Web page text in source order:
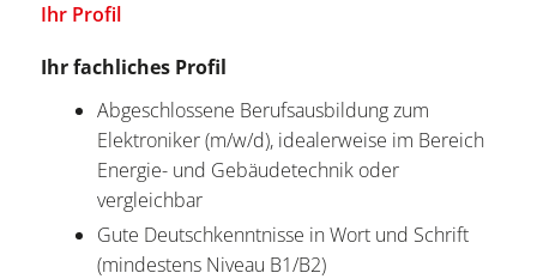
Ihr Profil
Ihr fachliches Profil
Abgeschlossene Berufsausbildung zum
Elektroniker (m/w/d), idealerweise im Bereich
Energie- und Gebäudetechnik oder
vergleichbar
Gute Deutschkenntnisse in Wort und Schrift
(mindestens Niveau B1/B2)